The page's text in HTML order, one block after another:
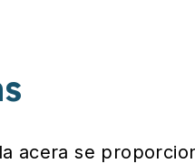
acera se